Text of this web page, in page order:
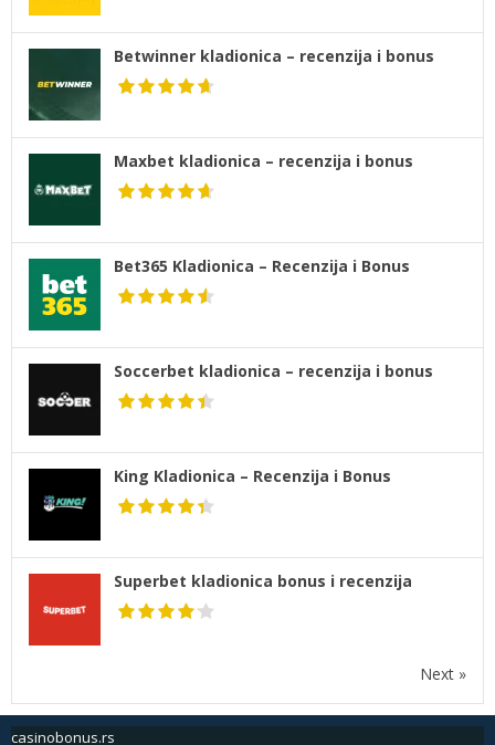
Betwinner kladionica – recenzija i bonus
Maxbet kladionica – recenzija i bonus
Bet365 Kladionica – Recenzija i Bonus
Soccerbet kladionica – recenzija i bonus
King Kladionica – Recenzija i Bonus
Superbet kladionica bonus i recenzija
Next »
casinobonus.rs